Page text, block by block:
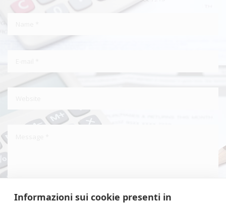
Informazioni sui cookie presenti in